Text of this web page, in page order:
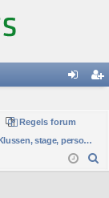
in
Regels forum
Klussen, stage, personeel of hulp